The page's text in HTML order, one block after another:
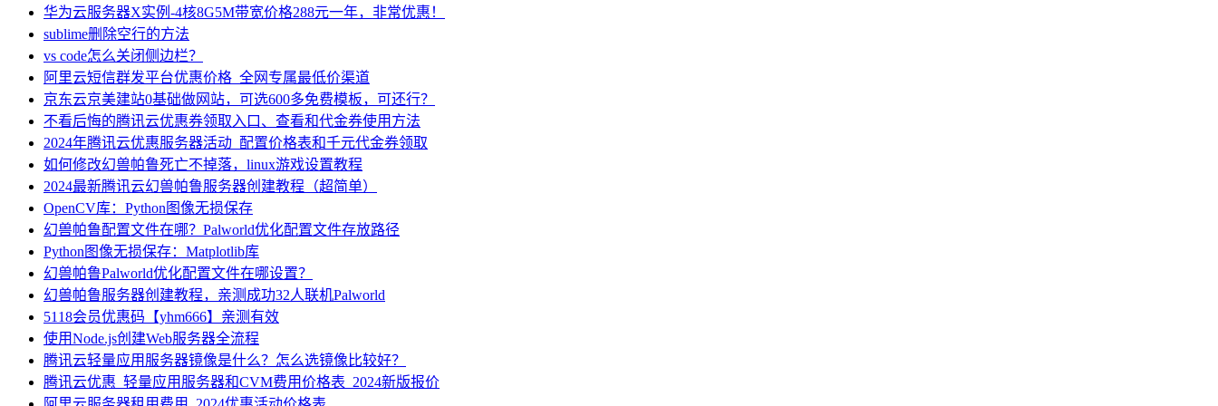
华为云服务器X实例-4核8G5M带宽价格288元一年，非常优惠！
sublime删除空行的方法
vs code怎么关闭侧边栏？
阿里云短信群发平台优惠价格_全网专属最低价渠道
京东云京美建站0基础做网站，可选600多免费模板，可还行？
不看后悔的腾讯云优惠券领取入口、查看和代金券使用方法
2024年腾讯云优惠服务器活动_配置价格表和千元代金券领取
如何修改幻兽帕鲁死亡不掉落，linux游戏设置教程
2024最新腾讯云幻兽帕鲁服务器创建教程（超简单）
OpenCV库：Python图像无损保存
幻兽帕鲁配置文件在哪？Palworld优化配置文件存放路径
Python图像无损保存：Matplotlib库
幻兽帕鲁Palworld优化配置文件在哪设置？
幻兽帕鲁服务器创建教程，亲测成功32人联机Palworld
5118会员优惠码【yhm666】亲测有效
使用Node.js创建Web服务器全流程
腾讯云轻量应用服务器镜像是什么？怎么选镜像比较好？
腾讯云优惠_轻量应用服务器和CVM费用价格表_2024新版报价